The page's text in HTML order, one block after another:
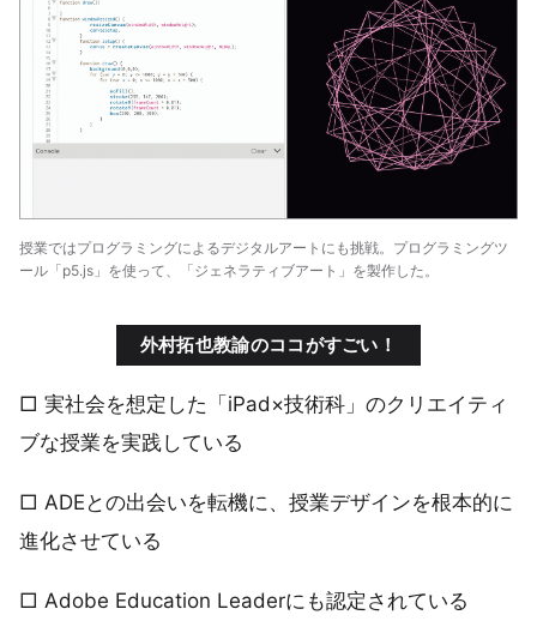
授業ではプログラミングによるデジタルアートにも挑戦。プログラミングツ
ール「p5.js」を使って、「ジェネラティブアート」を製作した。
外村拓也教諭のココがすごい！
□ 実社会を想定した「iPad×技術科」のクリエイティ
ブな授業を実践している
□ ADEとの出会いを転機に、授業デザインを根本的に
進化させている
□ Adobe Education Leaderにも認定されている